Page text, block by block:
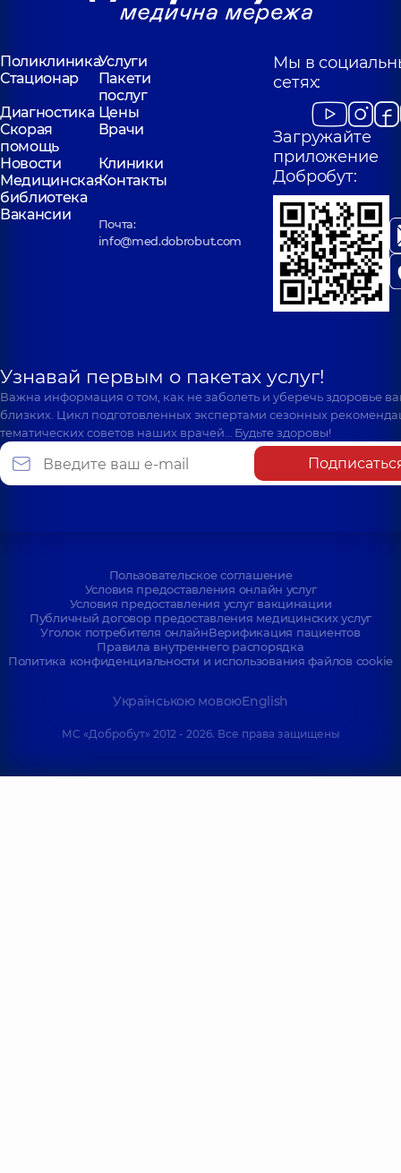
Медицинский
Центр «Добробут»
Позняках
Поликлиника
Киев
ПоликлиникаУслуги
Стационар
Пакети
послуг
Диагностика Цены
Скорая
помощь
Врачи
Новости
Клиники
Медицинская
библиотека
Контакты
Вакансии
Почта:
info@med.dobrobut.com
Мы в
сетях:
Загружайте
приложение
Добробут:
Узнавай первым о пакетах услуг!
Важна информация о том, как не заболеть и уберечь здоровье
близких. Цикл подготовленных экспертами сезонных
тематических советов наших врачей… Будьте здоровы!
Пользовательское соглашение
Условия предоставления онлайн услуг
Условия предоставления услуг вакцинации
Публичный договор предоставления медицинских услуг
Уголок потребителя онлайнВерификация пациентов
Правила внутреннего распорядка
Политика конфиденциальности и использования файлов cookie
Українською мовоюEnglish
МС «Добробут» 2012 - 2026. Все права защищены